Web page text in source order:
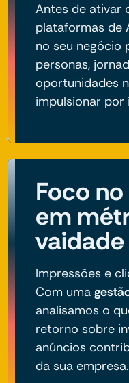
Antes de ativar
plataformas de
no seu negócio
personas,
oportunidades
impulsionar por
Foco
em
vaidade
Impressões e
Com uma
analisamos o
retorno sobre
anúncios
da sua empresa.